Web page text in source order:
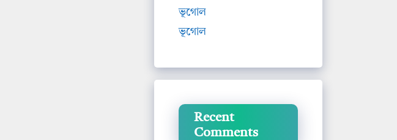
ভূগোল
ভূগোল
Recent
Comments